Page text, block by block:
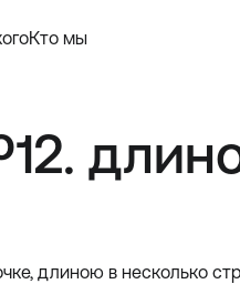
Кто мы
длиною в несколько